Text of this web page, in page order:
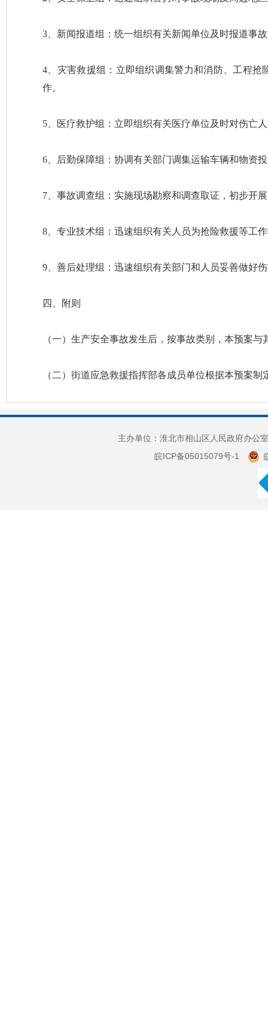
3、新闻报道组：统一组织有关新闻单位及时报道事
4、灾害救援组：立即组织调集警力和消防、工程
作。
5、医疗救护组：立即组织有关医疗单位及时对伤亡
6、后勤保障组：协调有关部门调集运输车辆和物资
7、事故调查组：实施现场勘察和调查取证，初步开
8、专业技术组：迅速组织有关人员为抢险救援等工
9、善后处理组：迅速组织有关部门和人员妥善做好
四、附则
（一）生产安全事故发生后，按事故类别，本预案
（二）街道应急救援指挥部各成员单位根据本预案制
主办单位：淮北市相山区人民政府办
皖ICP备05015079号-1